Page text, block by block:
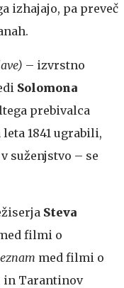
izhajajo, pa preveč
– izvrstno
Solomona
prebivalca
1841 ugrabili,
suženjstvo – se
Steva
filmi o
med filmi o
in Tarantinov